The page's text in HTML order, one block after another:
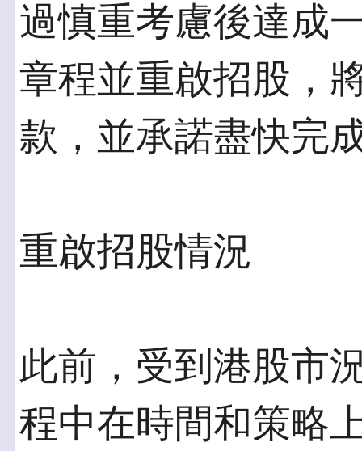
過慎重考慮後達成
章程並重啟招股，
款，並承諾盡快完
重啟招股情況
此前，受到港股市
程中在時間和策略